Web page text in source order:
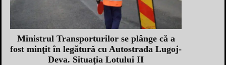
Ministrul Transporturilor se plânge că a
fost minţit în legătură cu Autostrada Lugoj-
Deva. Situaţia Lotului II